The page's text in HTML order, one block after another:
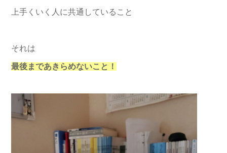
上手くいく人に共通していること
それは
最後まであきらめないこと！